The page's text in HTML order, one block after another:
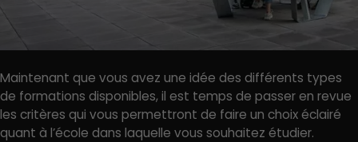
Maintenant que vous avez une idée des différents types
de formations disponibles, il est temps de passer en revue
les critères qui vous permettront de faire un choix éclairé
quant à l’école dans laquelle vous souhaitez étudier.